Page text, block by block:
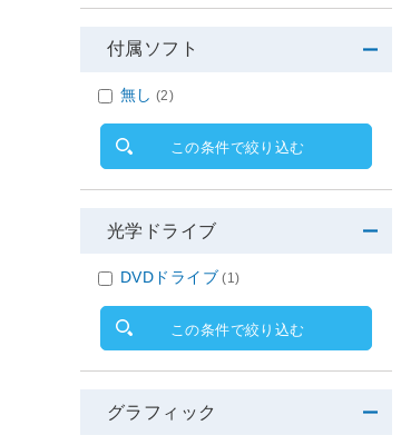
付属ソフト
無し (2)
この条件で絞り込む
光学ドライブ
DVDドライブ (1)
この条件で絞り込む
グラフィック